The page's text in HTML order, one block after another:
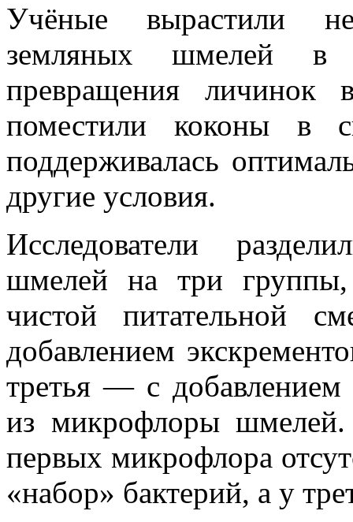
Учёные вырастили
земляных шмелей в
превращения личинок
поместили коконы в
поддерживалась
другие условия.
Исследователи
шмелей на три группы,
чистой питательной
добавлением
третья — с добавлением
из микрофлоры
первых микрофлора
«набор» бактерий, а у